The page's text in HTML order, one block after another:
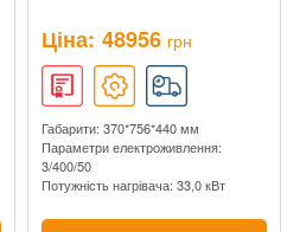
Ціна: 48956 грн
Габарити: 370*756*440 мм
Параметри електроживлення:
3/400/50
Потужність нагрівача: 33,0 кВт